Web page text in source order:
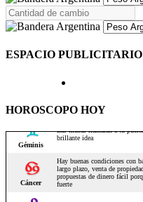
ESPACIO PUBLICITARIO
HOROSCOPO HOY